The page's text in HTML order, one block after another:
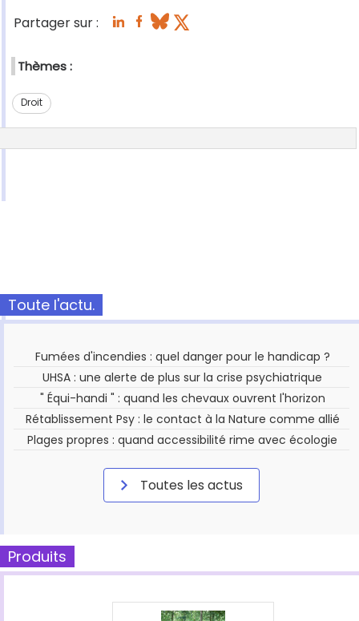
Partager sur :
Thèmes :
Droit
Toute l'actu.
Fumées d'incendies : quel danger pour le handicap ?
UHSA : une alerte de plus sur la crise psychiatrique
" Équi-handi " : quand les chevaux ouvrent l'horizon
Rétablissement Psy : le contact à la Nature comme allié
Plages propres : quand accessibilité rime avec écologie
Toutes les actus
Produits